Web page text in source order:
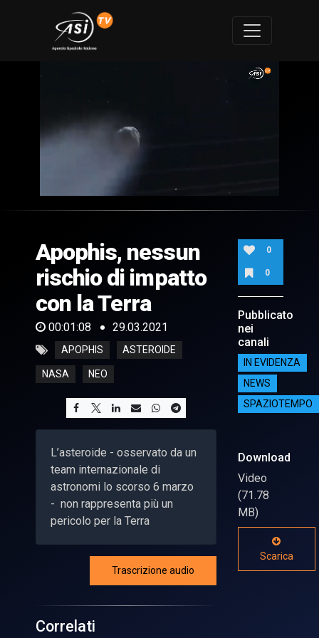
of
8
seconds
Apophis, nessun
rischio di impatto
con la Terra
00:01:08 29.03.2021
APOPHIS ASTEROIDE
NASA NEO
L’asteroide - osservato da un
team internazionale di
astronomi lo scorso 6 marzo
- non rappresenta più un
pericolo per la Terra
Trascrizione audio
0
0
Pubblicato
nei
canali
IN EVIDENZA
NEWS
SPAZIOTEMPO
Download
Video
(71.78
MB)
Scarica
Correlati